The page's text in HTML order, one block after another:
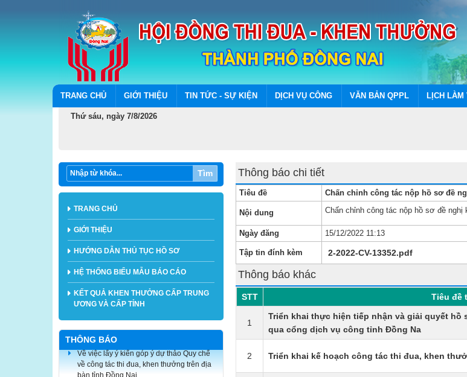
TRANG CHỦ GIỚI THIỆU TIN TỨC - SỰ KIỆN DỊCH VỤ CÔNG VĂN BẢN QPPL LỊCH LÀM
Thứ sáu, ngày 7/8/2026
Tìm
TRANG CHỦ
GIỚI THIỆU
HƯỚNG DẪN THỦ TỤC HỒ SƠ
HỆ THỐNG BIỂU MẪU BÁO CÁO
KẾT QUẢ KHEN THƯỞNG CẤP TRUNG
ƯƠNG VÀ CẤP TỈNH
THÔNG BÁO
Về việc lấy ý kiến góp ý dự thảo Quy chế
về công tác thi đua, khen thưởng trên địa
bàn tỉnh Đồng Nai
Thông báo chi tiết
Tiêu đề Chấn chỉnh công tác nộp hồ sơ đề
Nội dung Chấn chỉnh công tác nộp hồ sơ đề nghị
Ngày đăng 15/12/2022 11:13
Tập tin đính kèm 2-2022-CV-13352.pdf
Thông báo khác
STT Tiêu đề
1
Triển khai thực hiện tiếp nhận và giải quyết
qua cổng dịch vụ công tỉnh Đồng Na
2 Triển khai kế hoạch công tác thi đua, khen